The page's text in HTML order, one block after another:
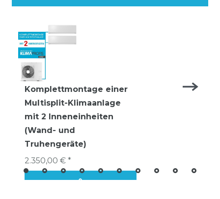
Komplettmontage einer
Multisplit-Klimaanlage
mit 2 Inneneinheiten
(Wand- und
Truhengeräte)
2.350,00 € *